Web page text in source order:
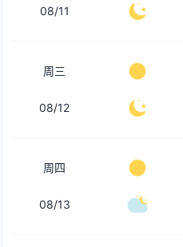
08/11
周三
08/12
周四
08/13